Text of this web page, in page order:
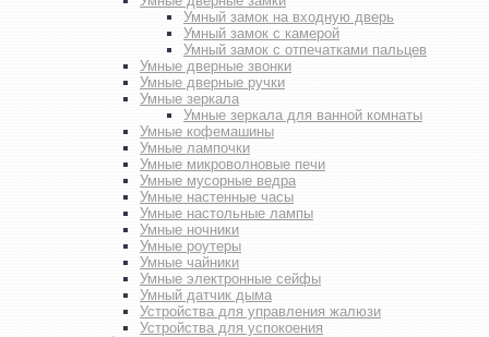
Умный замок на входную дверь
Умный замок с камерой
Умный замок с отпечатками пальцев
Умные дверные звонки
Умные дверные ручки
Умные зеркала
Умные зеркала для ванной комнаты
Умные кофемашины
Умные лампочки
Умные микроволновые печи
Умные мусорные ведра
Умные настенные часы
Умные настольные лампы
Умные ночники
Умные роутеры
Умные чайники
Умные электронные сейфы
Умный датчик дыма
Устройства для управления жалюзи
Устройства для успокоения